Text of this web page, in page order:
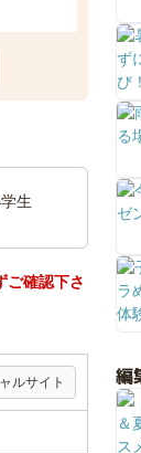
生
ご確認下さ
ルサイト 編